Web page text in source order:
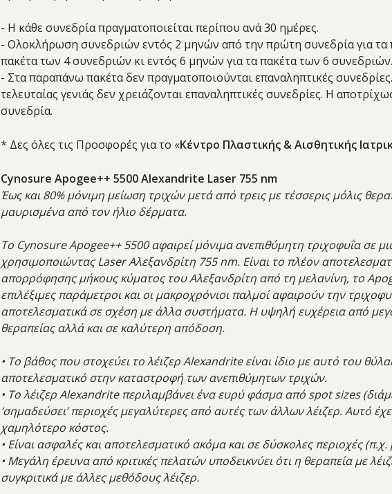
- Η κάθε συνεδρία πραγματοποιείται περίπου ανά 30 ημέρες.
- Ολοκλήρωση συνεδριών εντός 2 μηνών από την πρώτη συνεδρία για τα
πακέτα των 4 συνεδριών κι εντός 6 μηνών για τα πακέτα των 6 συνεδριών.
- Στα παραπάνω πακέτα δεν πραγματοποιούνται επαναληπτικές
τελευταίας γενιάς δεν χρειάζονται επαναληπτικές συνεδρίες. Η
συνεδρία.
* Δες όλες τις Προσφορές για το «Κέντρο Πλαστικής & Αισθητικής
Cynosure Apogee++ 5500 Alexandrite Laser 755 nm
Έως και 80% μόνιμη μείωση τριχών μετά από τρεις με τέσσερις μόλις
μαυρισμένα από τον ήλιο δέρματα.
Το Cynosure Apogee++ 5500 αφαιρεί μόνιμα ανεπιθύμητη τριχοφυΐα σε
χρησιμοποιώντας Laser Αλεξανδρίτη 755 nm. Είναι το πλέον
απορρόφησης μήκους κύματος του Αλεξανδρίτη από τη μελανίνη, το
επιλέξιμες παράμετροι και οι μακροχρόνιοι παλμοί αφαιρούν την
αποτελεσματικά σε σχέση με άλλα συστήματα. Η υψηλή ευχέρεια από
θεραπείας αλλά και σε καλύτερη απόδοση.
• Το βάθος που στοχεύει το λέιζερ Alexandrite είναι ίδιο με αυτό του
αποτελεσματικό στην καταστροφή των ανεπιθύμητων τριχών.
• Το λέιζερ Alexandrite περιλαμβάνει ένα ευρύ φάσμα από spot sizes
‘σημαδεύσει’ περιοχές μεγαλύτερες από αυτές των άλλων λέιζερ. Αυτό
χαμηλότερο κόστος.
• Είναι ασφαλές και αποτελεσματικό ακόμα και σε δύσκολες περιοχές (π.χ.
• Μεγάλη έρευνα από κριτικές πελατών υποδεικνύει ότι η θεραπεία με
συγκριτικά με άλλες μεθόδους λέιζερ.